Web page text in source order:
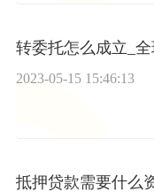
转委托怎么成立_
2023-05-15 15:46:13
抵押贷款需要什么